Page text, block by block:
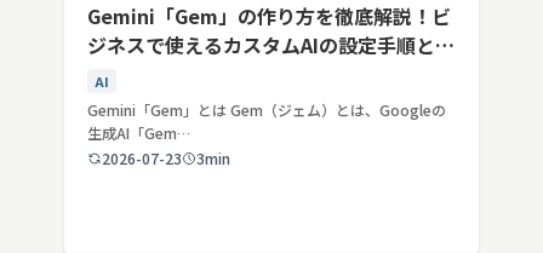
Gemini「Gem」の作り方を徹底解説！ビ
ジネスで使えるカスタムAIの設定手順と活
用例
AI
Gemini「Gem」とは Gem（ジェム）とは、Googleの
生成AI「Gem…
2026-07-23
3min